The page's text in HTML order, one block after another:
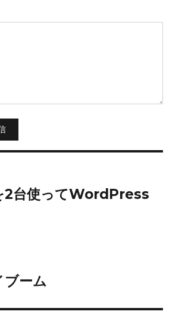
2台使ってWordPress
ブーム